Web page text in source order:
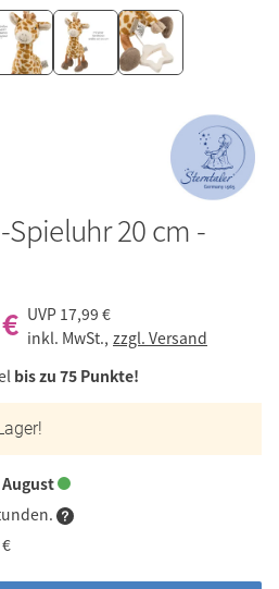
20 cm -
UVP 17,99 €
inkl. MwSt., zzgl. Versand
bis zu 75 Punkte!